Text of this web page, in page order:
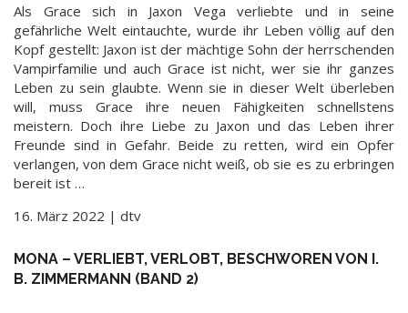
Als Grace sich in Jaxon Vega verliebte und in seine
gefährliche Welt eintauchte, wurde ihr Leben völlig auf den
Kopf gestellt: Jaxon ist der mächtige Sohn der herrschenden
Vampirfamilie und auch Grace ist nicht, wer sie ihr ganzes
Leben zu sein glaubte. Wenn sie in dieser Welt überleben
will, muss Grace ihre neuen Fähigkeiten schnellstens
meistern. Doch ihre Liebe zu Jaxon und das Leben ihrer
Freunde sind in Gefahr. Beide zu retten, wird ein Opfer
verlangen, von dem Grace nicht weiß, ob sie es zu erbringen
bereit ist …
16. März 2022 | dtv
MONA – VERLIEBT, VERLOBT, BESCHWOREN VON I.
B. ZIMMERMANN (BAND 2)